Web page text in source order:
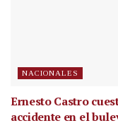
NACIONALES
Ernesto Castro
accidente en el